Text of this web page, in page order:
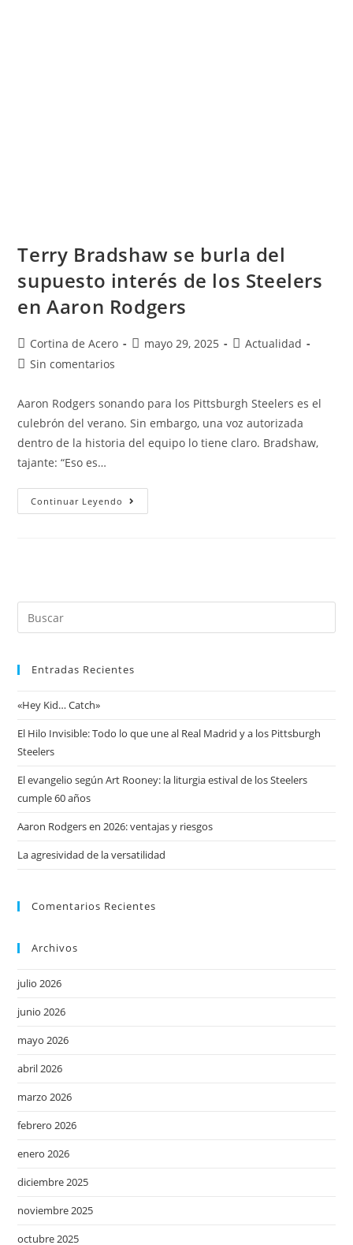
Terry Bradshaw se burla del
supuesto interés de los Steelers
en Aaron Rodgers
Cortina de Acero mayo 29, 2025
Actualidad
Sin comentarios
Aaron Rodgers sonando para los Pittsburgh Steelers es el
culebrón del verano. Sin embargo, una voz autorizada
dentro de la historia del equipo lo tiene claro. Bradshaw,
tajante: “Eso es…
Continuar Leyendo
Entradas Recientes
«Hey Kid… Catch»
El Hilo Invisible: Todo lo que une al Real Madrid y a los Pittsburgh
Steelers
El evangelio según Art Rooney: la liturgia estival de los Steelers
cumple 60 años
Aaron Rodgers en 2026: ventajas y riesgos
La agresividad de la versatilidad
Comentarios Recientes
Archivos
julio 2026
junio 2026
mayo 2026
abril 2026
marzo 2026
febrero 2026
enero 2026
diciembre 2025
noviembre 2025
octubre 2025